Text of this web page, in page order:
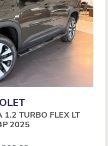
1.2 TURBO FLEX LT
2025